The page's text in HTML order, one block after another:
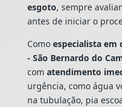
esgoto, sempre
antes de iniciar o
Como especialista em
- São Bernardo do
com atendimento
urgência, como água
na tubulação, pia